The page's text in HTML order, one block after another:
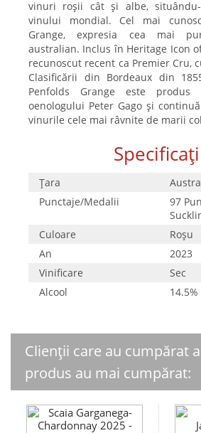
vinuri roșii cât și albe,
vinului mondial. Cel mai
Grange, expresia cea mai
australian. Inclus în Heritage Icon
recunoscut recent ca Premier Cru,
Clasificării din Bordeaux din
Penfolds Grange este produs
oenologului Peter Gago și
vinurile cele mai râvnite de marii
Țara
Punctaje/Medalii
97
Culoare
Roşu
An
2023
Vinificare
Sec
Alcool
14.5%
Clienții care au cumpărat
produs au mai cumpărat: